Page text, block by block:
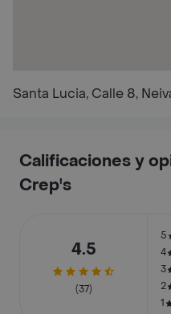
Santa Lucia, Calle 8,
Calificaciones y
Crep's
4.5
(37)
5
4
3
2
1